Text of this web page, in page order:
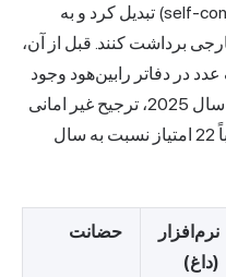
دوج کوین را به خود-نگهداری (self-contody) تبدیل کرد و به
برداشت کنند. قبل از آن،
در دفاتر رابین‌هود وجود
داشت. یک نظرسنجی از کاربران در سال 2025، ترجیح غیر امانی
را حدود 59 درصد نشان داد که تقریباً 22 امتیاز نسبت به سال
نرم‌افزار
(داغ)
حضانت